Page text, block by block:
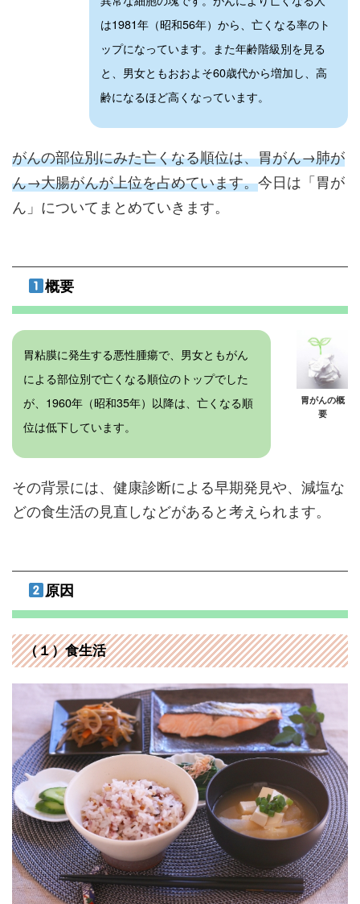
は1981年（昭和56年）から、亡くなる率のト
ップになっています。また年齢階級別を見る
と、男女ともおおよそ60歳代から増加し、高
齢になるほど高くなっています。
がんの部位別にみた亡くなる順位は、胃がん→肺が
ん→大腸がんが上位を占めています。今日は「胃が
ん」についてまとめていきます。
概要
胃がんの概
要
胃粘膜に発生する悪性腫瘍で、男女ともがん
による部位別で亡くなる順位のトップでした
が、1960年（昭和35年）以降は、亡くなる順
位は低下しています。
その背景には、健康診断による早期発見や、減塩な
どの食生活の見直しなどがあると考えられます。
原因
（１）食生活